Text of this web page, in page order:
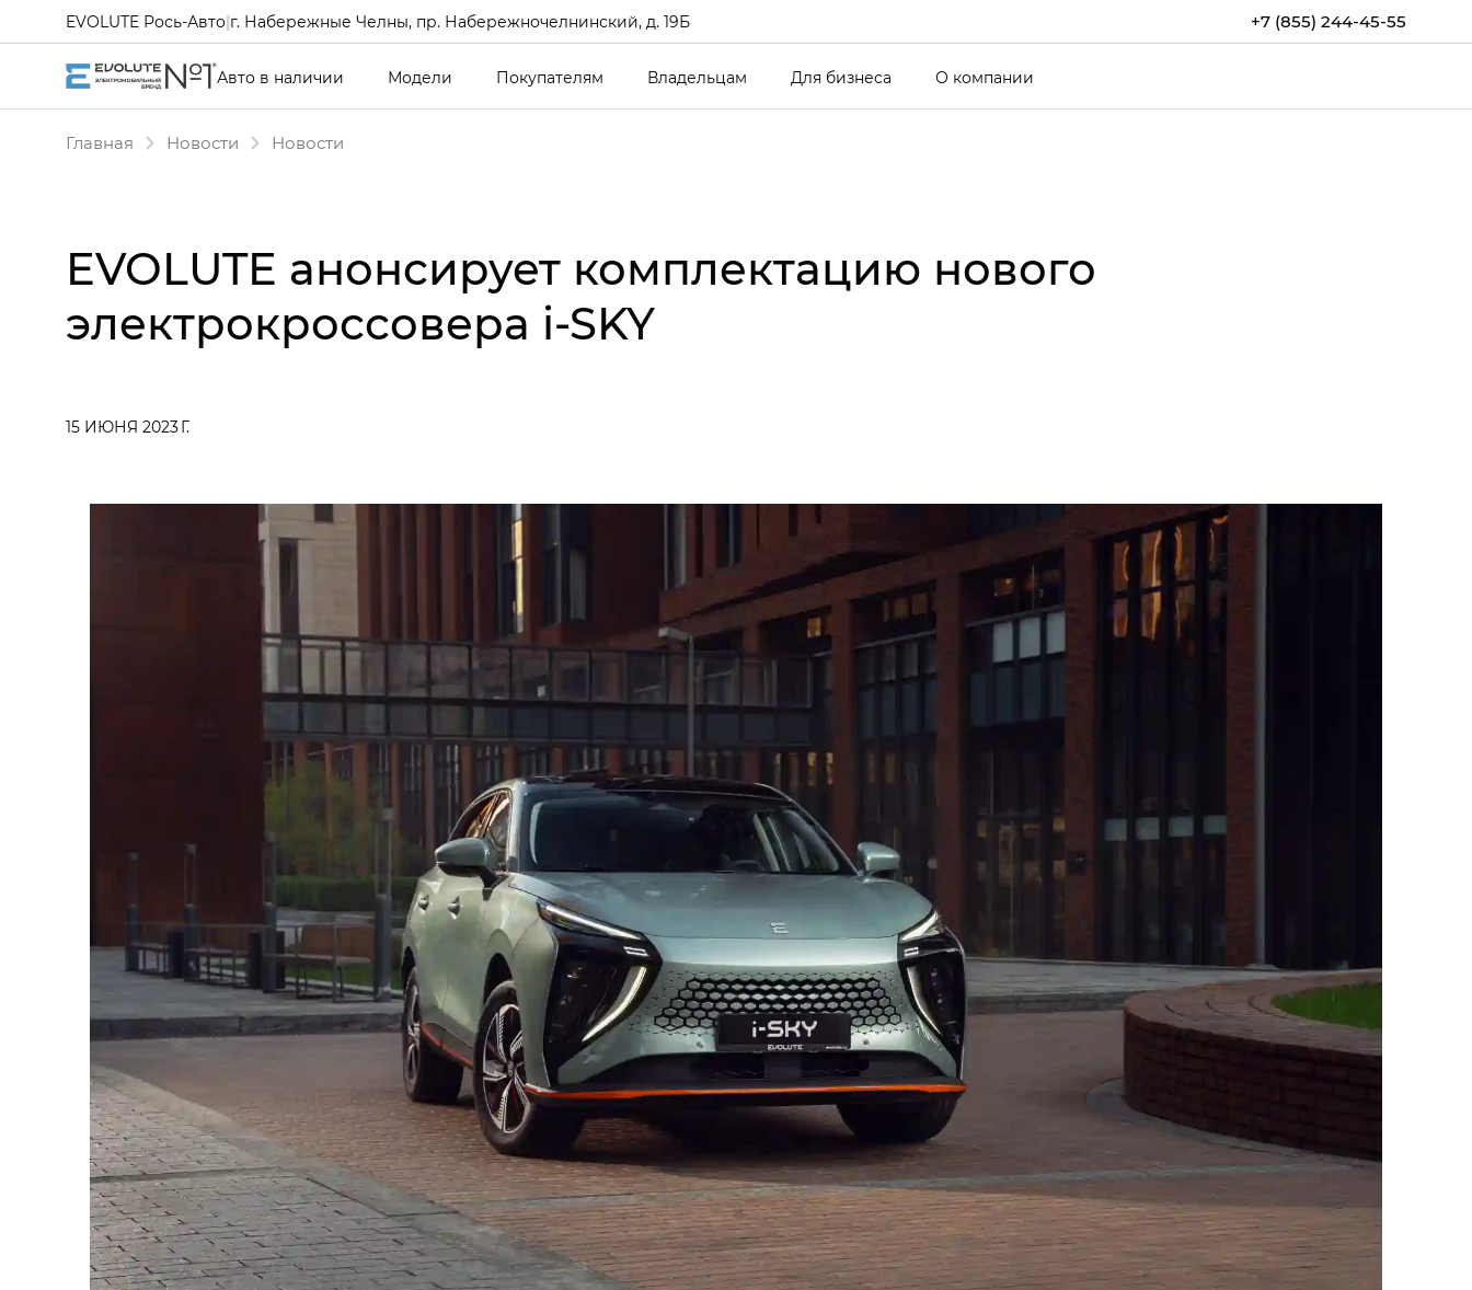
+7 (855) 244-45-55
EVOLUTE Рось-Авто|г. Набережные Челны, пр. Набережночелнинский, д. 19Б
Авто в наличии Модели Покупателям Владельцам Для бизнеса О компании
Главная Новости Новости
EVOLUTE анонсирует комплектацию нового
электрокроссовера i‑SKY
15 ИЮНЯ 2023 Г.